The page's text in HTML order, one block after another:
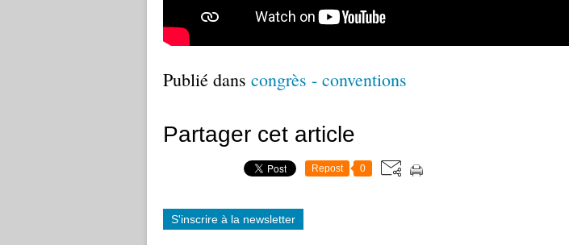
Publié dans congrès - conventions
Partager cet article
Repost 0
S'inscrire à la newsletter